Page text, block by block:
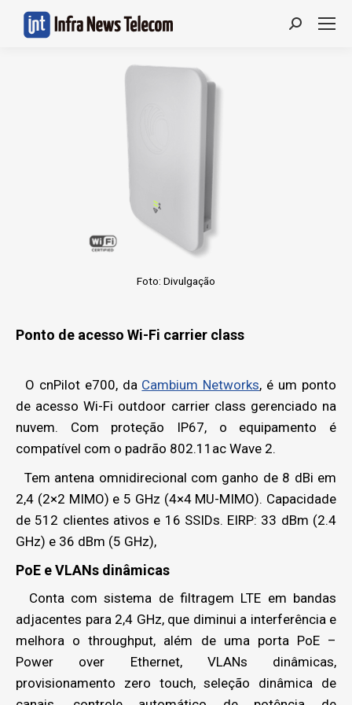
Search:
Foto: Divulgação
Ponto de acesso Wi-Fi carrier class
O cnPilot e700, da Cambium Networks, é um ponto
de acesso Wi-Fi outdoor carrier class gerenciado na
nuvem. Com proteção IP67, o equipamento é
compatível com o padrão 802.11ac Wave 2.
Tem antena omnidirecional com ganho de 8 dBi em
2,4 (2×2 MIMO) e 5 GHz (4×4 MU-MIMO). Capacidade
de 512 clientes ativos e 16 SSIDs. EIRP: 33 dBm (2.4
GHz) e 36 dBm (5 GHz),
PoE e VLANs dinâmicas
Conta com sistema de filtragem LTE em bandas
adjacentes para 2,4 GHz, que diminui a interferência e
melhora o throughput, além de uma porta PoE –
Power over Ethernet, VLANs dinâmicas,
provisionamento zero touch, seleção dinâmica de